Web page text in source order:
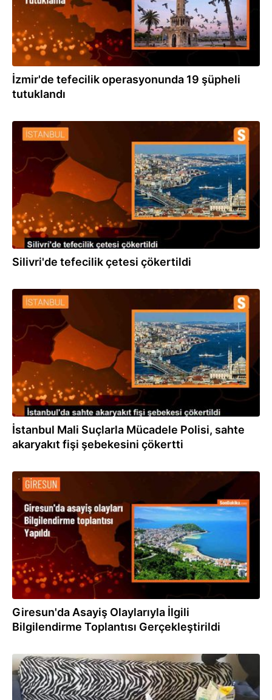
İzmir'de tefecilik operasyonunda 19 şüpheli
tutuklandı
20.05.2024
Silivri'de tefecilik çetesi çökertildi
11.05.2024
İstanbul Mali Suçlarla Mücadele Polisi, sahte
akaryakıt fişi şebekesini çökertti
09.05.2024
Giresun'da Asayiş Olaylarıyla İlgili
Bilgilendirme Toplantısı Gerçekleştirildi
08.05.2024